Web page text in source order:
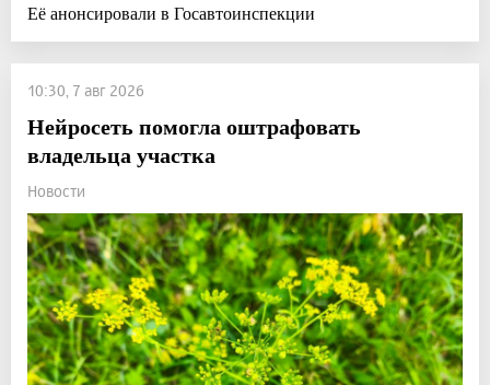
Её анонсировали в Госавтоинспекции
10:30, 7 авг 2026
Нейросеть помогла оштрафовать
владельца участка
Новости